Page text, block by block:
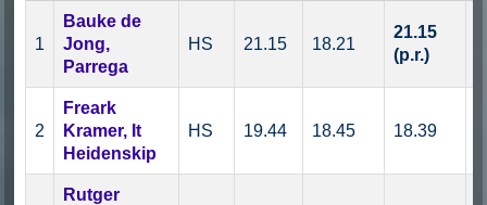
1
Bauke de
Jong,
Parrega
HS 21.15 18.21
21.15
(p.r.)
2
Freark
Kramer, It
Heidenskip
HS 19.44 18.45 18.39
Rutger